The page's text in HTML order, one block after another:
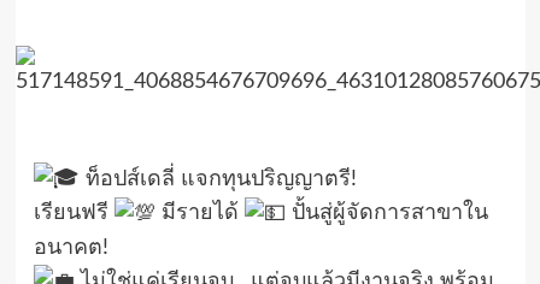
ท็อปส์เดลี่ แจกทุนปริญญาตรี!
เรียนฟรี
มีรายได้
ปั้นสู่ผู้จัดการสาขาใน
อนาคต!